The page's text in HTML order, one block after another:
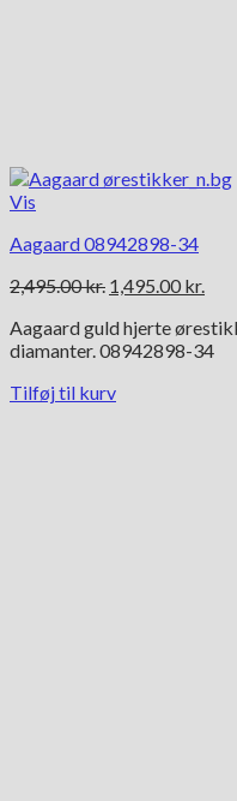
Vis
Aagaard 08942898-34
2,495.00kr. Den
pris
var:
1,495.00 kr.
pris
er:
Aagaard guld hjerte
diamanter. 08942898-34
Tilføj til kurv